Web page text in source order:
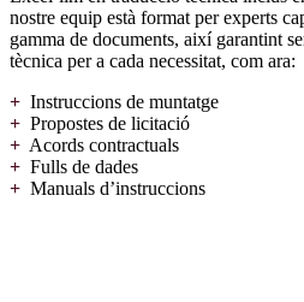
nostre equip està format per experts
gamma de documents, així garantint
tècnica per a cada necessitat, com ara:
+ Instruccions de muntatge
+ Propostes de licitació
+ Acords contractuals
+ Fulls de dades
+ Manuals d’instruccions